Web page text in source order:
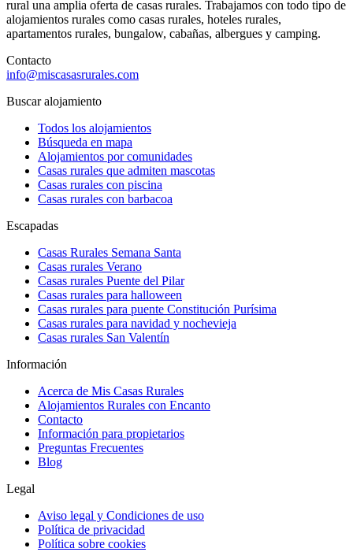
rural una amplia oferta de casas rurales. Trabajamos con todo tipo de
alojamientos rurales como casas rurales, hoteles rurales,
apartamentos rurales, bungalow, cabañas, albergues y camping.
Contacto
info@miscasasrurales.com
Buscar alojamiento
Todos los alojamientos
Búsqueda en mapa
Alojamientos por comunidades
Casas rurales que admiten mascotas
Casas rurales con piscina
Casas rurales con barbacoa
Escapadas
Casas Rurales Semana Santa
Casas rurales Verano
Casas rurales Puente del Pilar
Casas rurales para halloween
Casas rurales para puente Constitución Purísima
Casas rurales para navidad y nochevieja
Casas rurales San Valentín
Información
Acerca de Mis Casas Rurales
Alojamientos Rurales con Encanto
Contacto
Información para propietarios
Preguntas Frecuentes
Blog
Legal
Aviso legal y Condiciones de uso
Política de privacidad
Política sobre cookies